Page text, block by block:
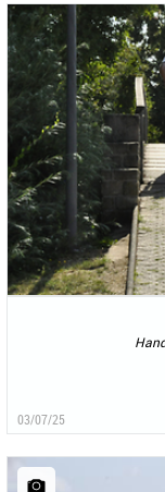
03/07/25